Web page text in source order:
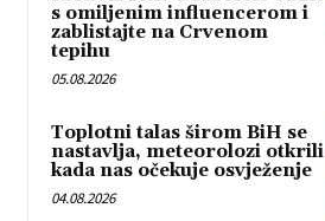
s omiljenim influencerom i
zablistajte na Crvenom
tepihu
05.08.2026
Toplotni talas širom BiH se
nastavlja, meteorolozi otkrili
kada nas očekuje osvježenje
04.08.2026